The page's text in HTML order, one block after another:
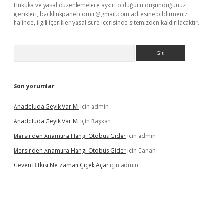
Hukuka ve yasal düzenlemelere aykırı olduğunu düşündüğünüz
içerikleri, backlinkpanelicomtr@gmail.com adresine bildirmeniz
halinde, ilgili içerikler yasal süre içerisinde sitemizden kaldırılacaktır.
Son yorumlar
Anadoluda Geyik Var Mı için admin
Anadoluda Geyik Var Mı için Başkan
Mersinden Anamura Hangi Otobüs Gider için admin
Mersinden Anamura Hangi Otobüs Gider için Canan
Geven Bitkisi Ne Zaman Çiçek Açar için admin